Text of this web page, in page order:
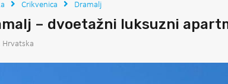
Crikvenica Dramalj
– dvoetažni luksuzni
Hrvatska